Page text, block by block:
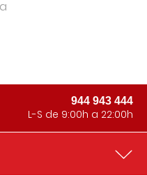
944 943 444
L-S de 9:00h a 22:00h